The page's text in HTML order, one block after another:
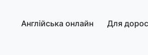
Англійська онлайн Для